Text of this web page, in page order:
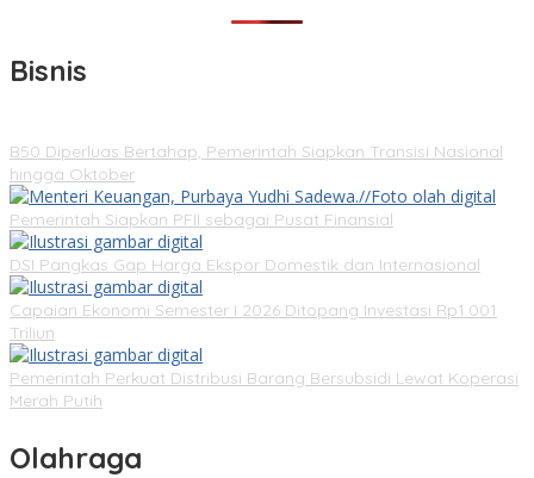
Bisnis
B50 Diperluas Bertahap, Pemerintah Siapkan Transisi Nasional
hingga Oktober
Pemerintah Siapkan PFII sebagai Pusat Finansial
DSI Pangkas Gap Harga Ekspor Domestik dan Internasional
Capaian Ekonomi Semester I 2026 Ditopang Investasi Rp1.001
Triliun
Pemerintah Perkuat Distribusi Barang Bersubsidi Lewat Koperasi
Merah Putih
Olahraga